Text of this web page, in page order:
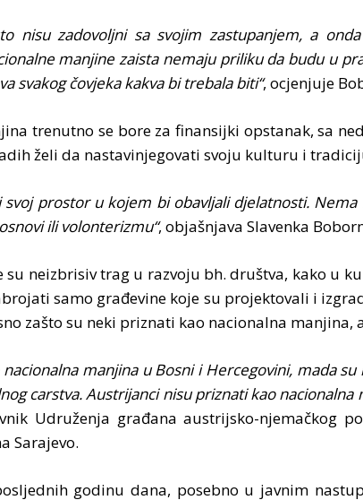
nisu zadovoljni sa svojim zastupanjem, a
manjine zaista nemaju priliku da budu u
svakog čovjeka kakva bi trebala biti“, ocjenjuje
trenutno se bore za finansijki opstanak, sa
želi da nastavinjegovati svoju kulturu i
prostor u kojem bi obavljali djelatnosti.
ili volonterizmu“, objašnjava Slavenka
su neizbrisiv trag u razvoju bh. društva, kako u
samo građevine koje su projektovali i
zašto su neki priznati kao nacionalna manjina,
manjina u Bosni i Hercegovini, mada
carstva. Austrijanci nisu priznati kao nacionalna
Udruženja građana austrijsko-njemačkog
Sarajevo.
godinu dana, posebno u javnim